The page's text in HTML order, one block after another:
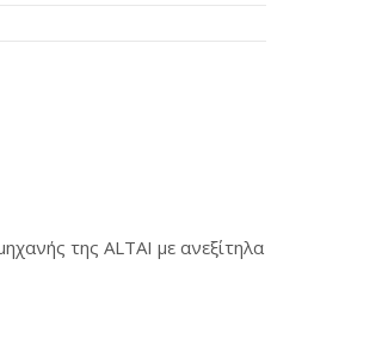
της ALTAI με ανεξίτηλα